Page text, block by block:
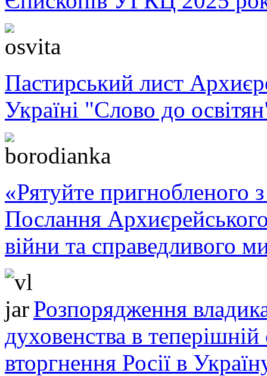
Пастирський лист
Україні "Слово до
«Рятуйте пригнобленого
Послання
війни та справедливого
Розпорядження
духовенства в теперішній
вторгнення Росії в